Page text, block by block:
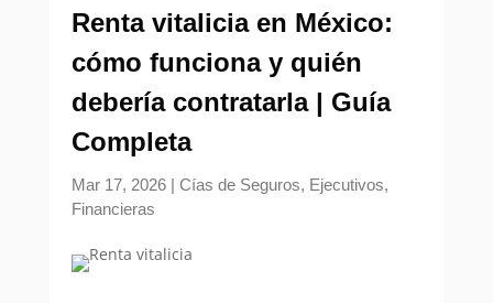
Renta vitalicia en México:
cómo funciona y quién
debería contratarla | Guía
Completa
Mar 17, 2026| Cías de Seguros, Ejecutivos,
Financieras